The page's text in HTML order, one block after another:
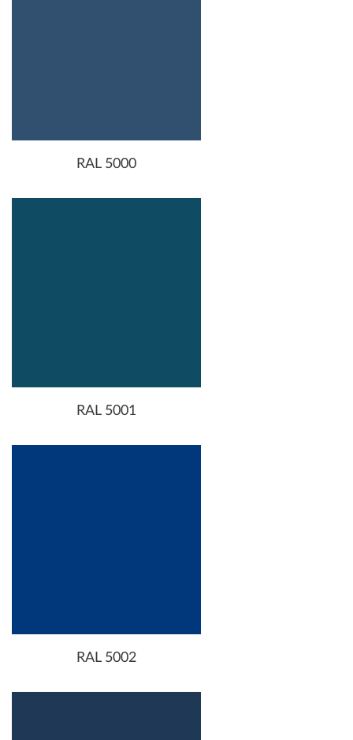
RAL 5000
RAL 5001
RAL 5002